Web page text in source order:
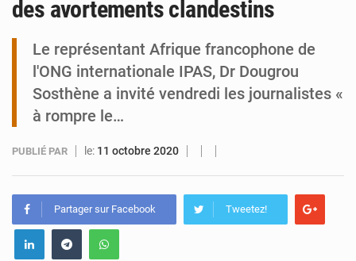
des avortements clandestins
Le représentant Afrique francophone de
l'ONG internationale IPAS, Dr Dougrou
Sosthène a invité vendredi les journalistes «
à rompre le…
PUBLIÉ PAR le: 11 octobre 2020
Partager sur Facebook Tweetez!